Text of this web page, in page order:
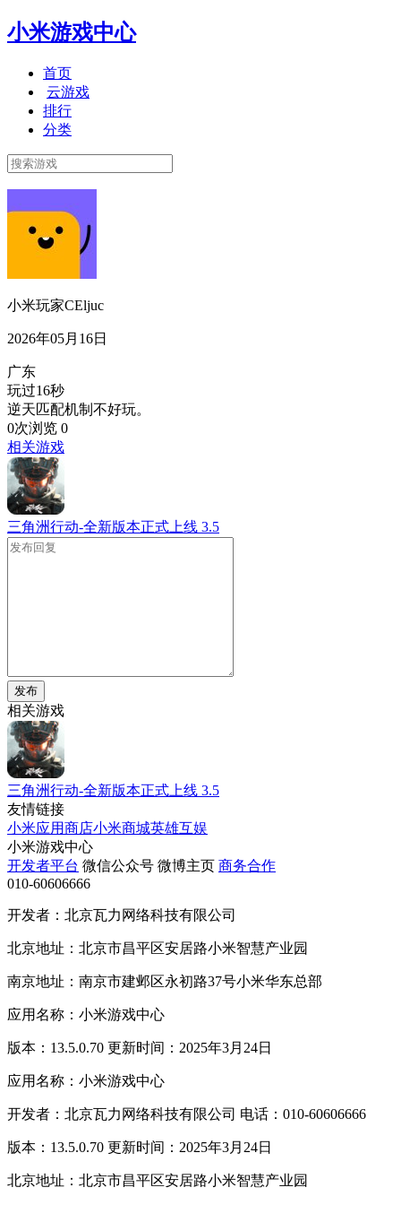
小米游戏中心
首页
云游戏
排行
分类
小米玩家CEljuc
2026年05月16日
广东
玩过16秒
逆天匹配机制不好玩。
0次浏览 0
相关游戏
三角洲行动-全新版本正式上线 3.5
发布
相关游戏
三角洲行动-全新版本正式上线 3.5
友情链接
小米应用商店小米商城英雄互娱
小米游戏中心
开发者平台 微信公众号 微博主页 商务合作
010-60606666
开发者：北京瓦力网络科技有限公司
北京地址：北京市昌平区安居路小米智慧产业园
南京地址：南京市建邺区永初路37号小米华东总部
应用名称：小米游戏中心
版本：13.5.0.70 更新时间：2025年3月24日
应用名称：小米游戏中心
开发者：北京瓦力网络科技有限公司 电话：010-60606666
版本：13.5.0.70 更新时间：2025年3月24日
北京地址：北京市昌平区安居路小米智慧产业园